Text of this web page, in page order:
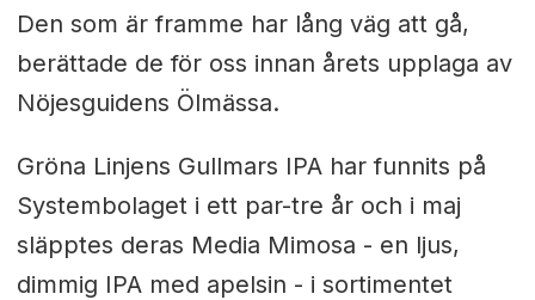
Den som är framme har lång väg att gå,
berättade de för oss innan årets upplaga av
Nöjesguidens Ölmässa.
Gröna Linjens Gullmars IPA har funnits på
Systembolaget i ett par-tre år och i maj
släpptes deras Media Mimosa - en ljus,
dimmig IPA med apelsin - i sortimentet